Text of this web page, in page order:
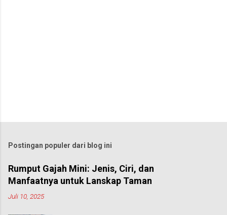
Postingan populer dari blog ini
Rumput Gajah Mini: Jenis, Ciri, dan
Manfaatnya untuk Lanskap Taman
Juli 10, 2025